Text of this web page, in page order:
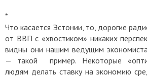
*
Что касается Эстонии, то, дорогие
от ВВП с «хвостиком» никаких
видны они нашим ведущим
— такой пример. Некоторые
людям делать ставку на экономию